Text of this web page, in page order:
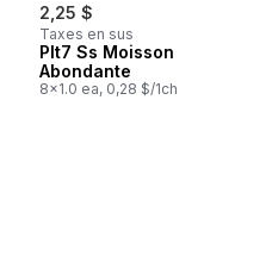
2,25 $
Taxes en sus
Plt7 Ss Moisson
Abondante
8x1.0 ea, 0,28 $/1ch
Ss 8Ct Le Jour De Morts au